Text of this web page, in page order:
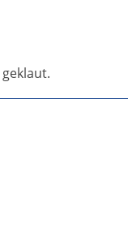
geklaut.